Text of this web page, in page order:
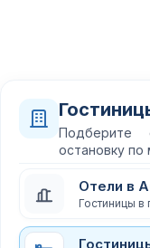
остановку
Отели в
Гостиницы в